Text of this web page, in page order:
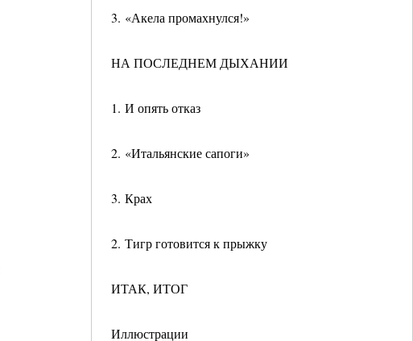
3. «Акела промахнулся!»
НА ПОСЛЕДНЕМ ДЫХАНИИ
1. И опять отказ
2. «Итальянские сапоги»
3. Крах
2. Тигр готовится к прыжку
ИТАК, ИТОГ
Иллюстрации